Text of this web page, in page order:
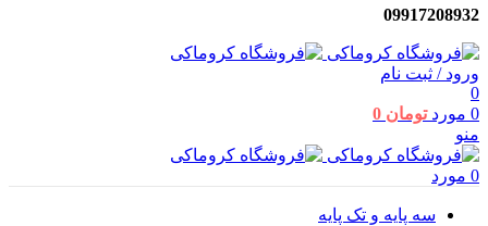
09917208932
ورود / ثبت نام
0
0 مورد تومان
منو
0 مورد
سه پایه و تک پایه